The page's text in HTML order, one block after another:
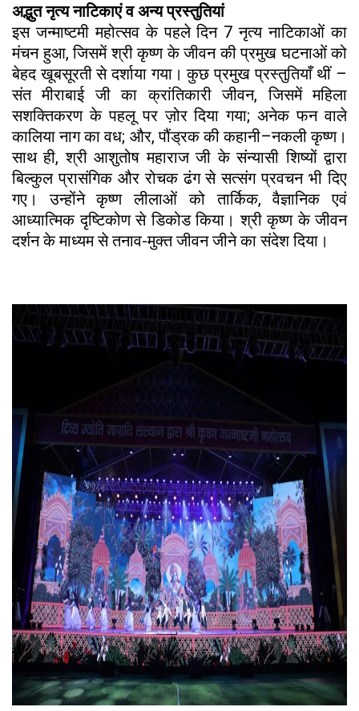
अद्भुत नृत्य नाटिकाएं व अन्य प्रस्तुतियां
इस जन्माष्टमी महोत्सव के पहले दिन 7 नृत्य नाटिकाओं का
मंचन हुआ, जिसमें श्री कृष्ण के जीवन की प्रमुख घटनाओं को
बेहद खूबसूरती से दर्शाया गया। कुछ प्रमुख प्रस्तुतियाँ थीं –
संत मीराबाई जी का क्रांतिकारी जीवन, जिसमें महिला
सशक्तिकरण के पहलू पर ज़ोर दिया गया; अनेक फन वाले
कालिया नाग का वध; और, पौंड्रक की कहानी–नकली कृष्ण।
साथ ही, श्री आशुतोष महाराज जी के संन्यासी शिष्यों द्वारा
बिल्कुल प्रासंगिक और रोचक ढंग से सत्संग प्रवचन भी दिए
गए। उन्होंने कृष्ण लीलाओं को तार्किक, वैज्ञानिक एवं
आध्यात्मिक दृष्टिकोण से डिकोड किया। श्री कृष्ण के जीवन
दर्शन के माध्यम से तनाव-मुक्त जीवन जीने का संदेश दिया।